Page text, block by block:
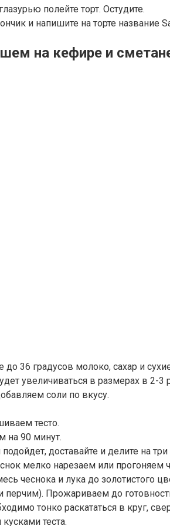
полейте торт. Остудите.
и напишите на торте название
на кефире и
36 градусов молоко, сахар и
увеличиваться в размерах в 2-3
соли по вкусу.
тесто.
на 90 минут.
доставайте и делите на
мелко нарезаем или прогоняем
чеснока и лука до золотистого
Прожариваем до
тонко раскататься в круг,
теста.